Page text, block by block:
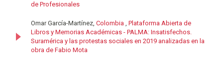
de Profesionales
Omar García-Martínez, Colombia , Plataforma Abierta de
Libros y Memorias Académicas - PALMA: Insatisfechos.
Suramérica y las protestas sociales en 2019 analizadas en la
obra de Fabio Mota